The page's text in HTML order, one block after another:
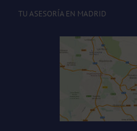
TU ASESORÍA EN MADRID